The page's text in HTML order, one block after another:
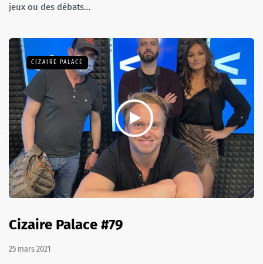
jeux ou des débats…
CIZAIRE PALACE
Cizaire Palace #79
25 mars 2021